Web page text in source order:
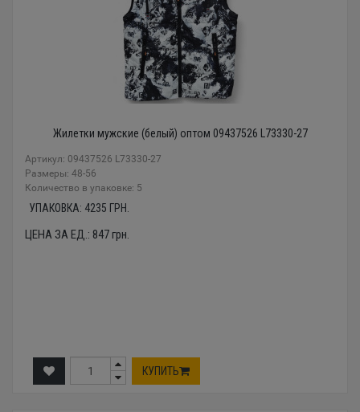
Жилетки мужские (белый) оптом 09437526 L73330-27
Артикул: 09437526 L73330-27
Размеры: 48-56
Количество в упаковке: 5
УПАКОВКА: 4235 ГРН.
ЦЕНА ЗА ЕД.: 847грн.
КУПИТЬ